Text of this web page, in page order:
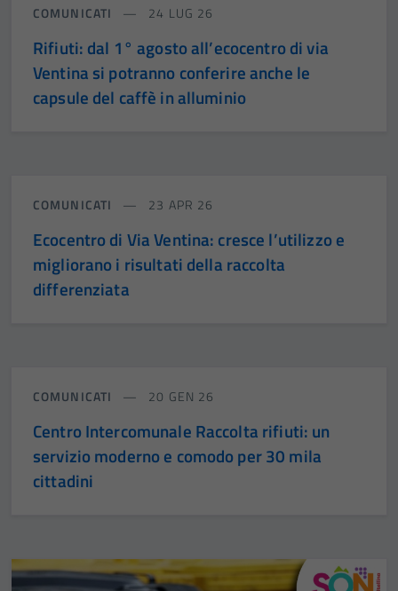
COMUNICATI 24 LUG 26
Rifiuti: dal 1° agosto all’ecocentro di via
Ventina si potranno conferire anche le
capsule del caffè in alluminio
COMUNICATI 23 APR 26
Ecocentro di Via Ventina: cresce l’utilizzo e
migliorano i risultati della raccolta
differenziata
COMUNICATI 20 GEN 26
Centro Intercomunale Raccolta rifiuti: un
servizio moderno e comodo per 30 mila
cittadini